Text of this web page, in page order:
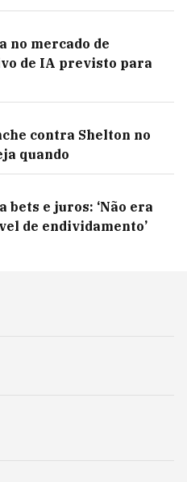
no mercado de
de IA previsto para
contra Shelton no
quando
bets e juros: ‘Não era
de endividamento’